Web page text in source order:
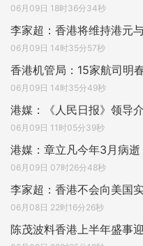
06月09日 18时36分34秒
李家超：香港将维持港元
06月09日 14时35分57秒
香港机管局：15家航司明
06月09日 14时35分49秒
港媒：《人民日报》领导
06月09日 11时05分39秒
港媒：章立凡今年3月病逝
06月09日 07时26分48秒
李家超：香港不会向美国
06月08日 22时16分26秒
陈茂波料香港上半年盛事